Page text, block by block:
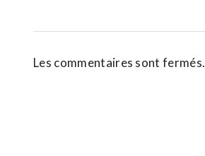
Les commentaires sont fermés.